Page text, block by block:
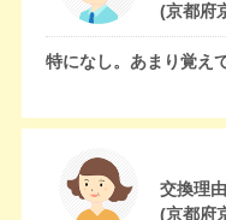
(京都府
特になし。あまり覚え
交換理由
(京都府